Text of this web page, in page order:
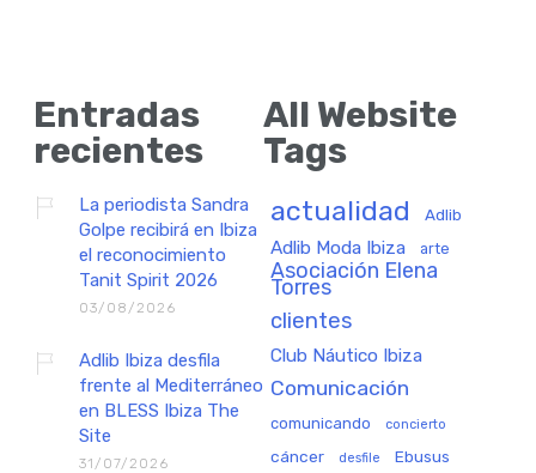
Entradas
recientes
La periodista Sandra
Golpe recibirá en Ibiza
el reconocimiento
Tanit Spirit 2026
03/08/2026
Adlib Ibiza desfila
frente al Mediterráneo
en BLESS Ibiza The
Site
31/07/2026
All Website
Tags
actualidad Adlib
Adlib Moda Ibiza arte
Asociación Elena
Torres
clientes
Club Náutico Ibiza
Comunicación
comunicando concierto
cáncer desfile Ebusus